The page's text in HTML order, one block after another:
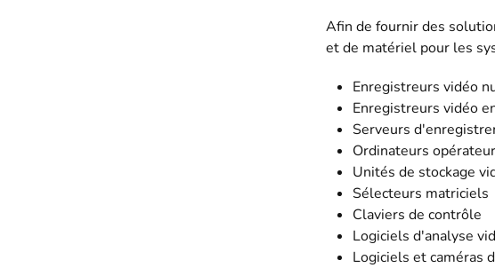
Afin de fournir des
et de matériel pour les
Enregistreurs vidéo
Enregistreurs vidéo
Serveurs
Ordinateurs
Unités de stockage
Sélecteurs matriciels
Claviers de contrôle
Logiciels d'analyse
Logiciels et caméras